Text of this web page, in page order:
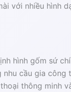
với nhiều hình
hình gốm sứ
cầu gia công
thông minh